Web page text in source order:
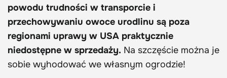
powodu trudności w transporcie i
przechowywaniu owoce urodlinu są poza
regionami uprawy w USA praktycznie
niedostępne w sprzedaży. Na szczęście można je
sobie wyhodować we własnym ogrodzie!